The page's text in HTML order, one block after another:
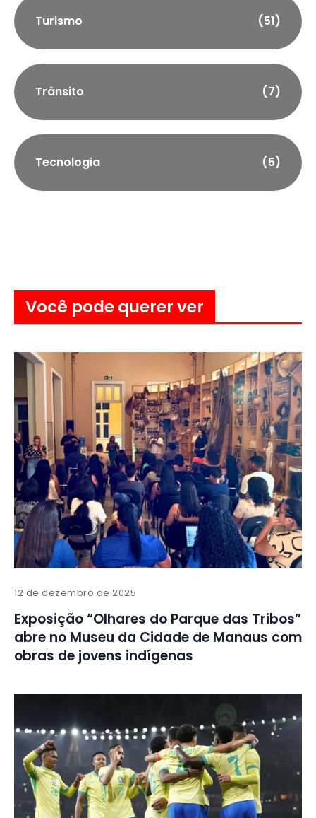
Turismo (51)
Trânsito (7)
Tecnologia (5)
Você pode querer ver
12 de dezembro de 2025
Exposição “Olhares do Parque das Tribos”
abre no Museu da Cidade de Manaus com
obras de jovens indígenas